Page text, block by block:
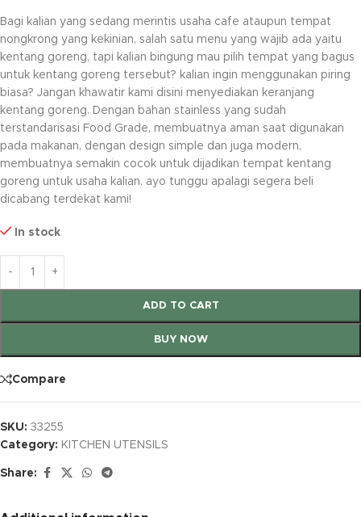
Bagi kalian yang sedang merintis usaha cafe ataupun tempat
nongkrong yang kekinian, salah satu menu yang wajib ada yaitu
kentang goreng, tapi kalian bingung mau pilih tempat yang bagus
untuk kentang goreng tersebut? kalian ingin menggunakan piring
biasa? Jangan khawatir kami disini menyediakan keranjang
kentang goreng. Dengan bahan stainless yang sudah
terstandarisasi Food Grade, membuatnya aman saat digunakan
pada makanan, dengan design simple dan juga modern,
membuatnya semakin cocok untuk dijadikan tempat kentang
goreng untuk usaha kalian. ayo tunggu apalagi segera beli
dicabang terdekat kami!
In stock
ADD TO CART
BUY NOW
Compare
SKU: 33255
Category: KITCHEN UTENSILS
Share: